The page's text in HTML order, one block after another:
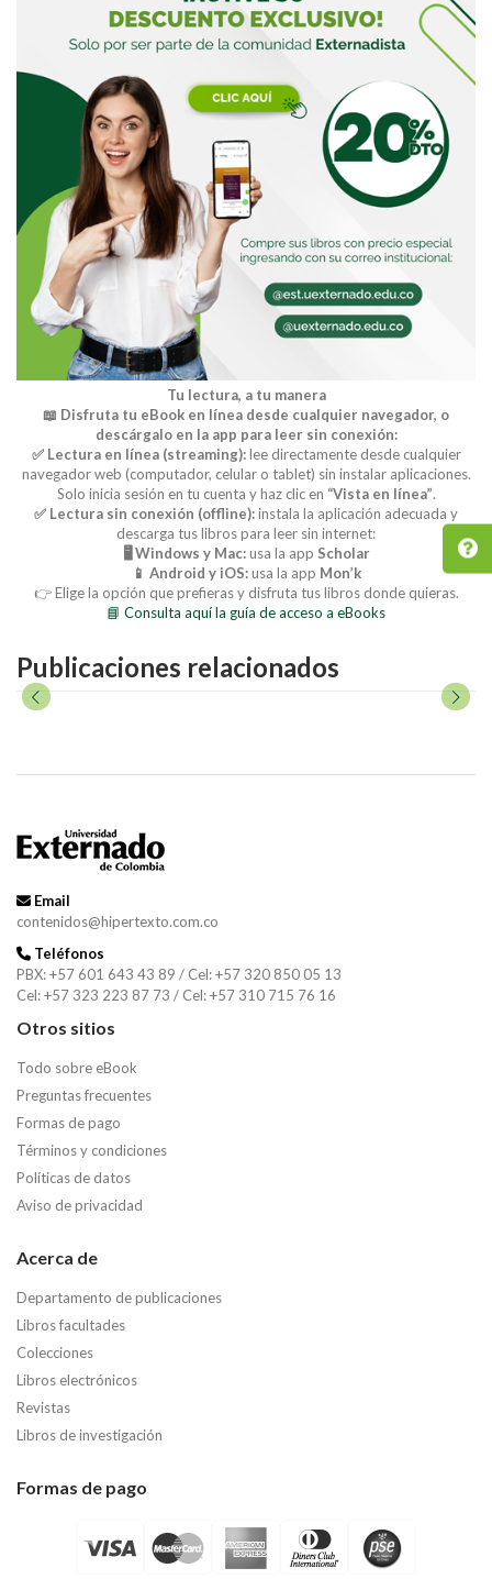
Tu lectura, a tu manera
📖 Disfruta tu eBook en línea desde cualquier navegador, o
descárgalo en la app para leer sin conexión:
✅ Lectura en línea (streaming):lee directamente desde cualquier
navegador web (computador, celular o tablet) sin instalar aplicaciones.
Solo inicia sesión en tu cuenta y haz clic en “Vista en línea”.
✅ Lectura sin conexión (offline):instala la aplicación adecuada y
descarga tus libros para leer sin internet:
🖥️ Windows y Mac:usa la app Scholar
📱 Android y iOS:usa la app Mon’k
👉 Elige la opción que prefieras y disfruta tus libros donde quieras.
📘 Consulta aquí la guía de acceso a eBooks
Publicaciones relacionados
Email
contenidos@hipertexto.com.co
Teléfonos
PBX: +57 601 643 43 89 / Cel: +57 320 850 05 13
Cel: +57 323 223 87 73 / Cel: +57 310 715 76 16
Otros sitios
Todo sobre eBook
Preguntas frecuentes
Formas de pago
Términos y condiciones
Políticas de datos
Aviso de privacidad
Acerca de
Departamento de publicaciones
Libros facultades
Colecciones
Libros electrónicos
Revistas
Libros de investigación
Formas de pago